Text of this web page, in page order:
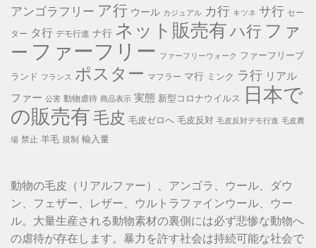
アンゴラフリー ア行 ウール カジュアル カ行 キツネ サ行 セー
ター タ行 デモ行進 ナ行 ネット販売有ハ行 ファ
ー ファーフリー ファーフリーウォーク ファーフリーブ
ランド フランス ポスター マフラー マ行 ミンク ラ行 リアル
ファー 公害 動物虐待 商品表示 実態 新型コロナウイルス
日本で
の販売有毛皮 毛皮ゼロへ 毛皮反対 毛皮反対デモ行進 毛皮農
場 禁止 羊毛 規制 輸入量
動物の毛皮（リアルファー）、アンゴラ、ウール、ダウ
ン、フェザー、レザー、ウルトラファインウール、ウー
ル。大量生産される動物素材の裏側には必ず悲惨な動物へ
の虐待が存在します。暴力を許す社会は持続可能な社会で